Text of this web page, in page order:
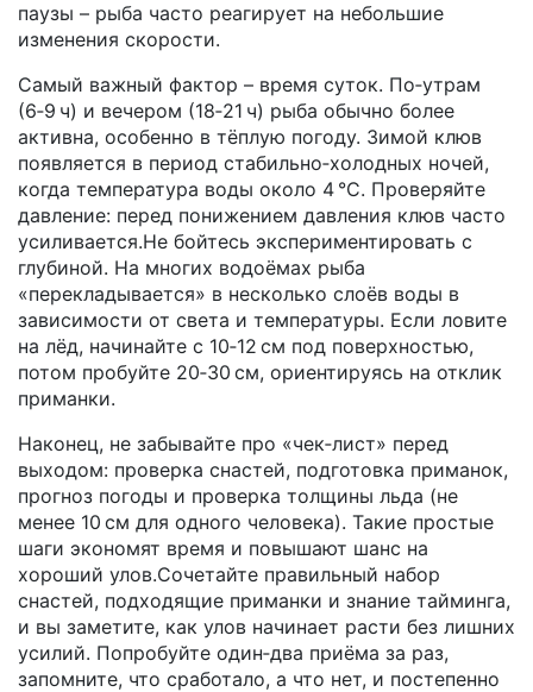
паузы – рыба часто реагирует на небольшие
изменения скорости.
Самый важный фактор – время суток. По‑утрам
(6‑9 ч) и вечером (18‑21 ч) рыба обычно более
активна, особенно в тёплую погоду. Зимой клюв
появляется в период стабильно‑холодных ночей,
когда температура воды около 4 °C. Проверяйте
давление: перед понижением давления клюв часто
усиливается.Не бойтесь экспериментировать с
глубиной. На многих водоёмах рыба
«перекладывается» в несколько слоёв воды в
зависимости от света и температуры. Если ловите
на лёд, начинайте с 10‑12 см под поверхностью,
потом пробуйте 20‑30 см, ориентируясь на отклик
приманки.
Наконец, не забывайте про «чек‑лист» перед
выходом: проверка снастей, подготовка приманок,
прогноз погоды и проверка толщины льда (не
менее 10 см для одного человека). Такие простые
шаги экономят время и повышают шанс на
хороший улов.Сочетайте правильный набор
снастей, подходящие приманки и знание тайминга,
и вы заметите, как улов начинает расти без лишних
усилий. Попробуйте один‑два приёма за раз,
запомните, что сработало, а что нет, и постепенно